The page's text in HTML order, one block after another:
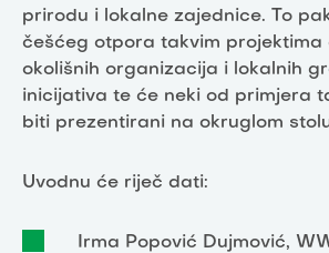
prirodu i lokalne zajednice. To
češćeg otpora takvim projektima
okolišnih organizacija i lokalnih
inicijativa te će neki od primjera
biti prezentirani na okruglom
Uvodnu će riječ dati:
Irma Popović Dujmović,